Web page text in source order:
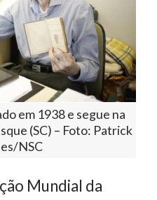
em 1938 e segue na
(SC) – Foto: Patrick
NSC
Mundial da